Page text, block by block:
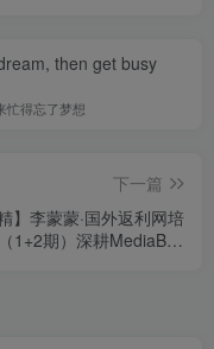
then get busy
忙得忘了梦想
下一篇
精】李蒙蒙·国外返利网培
1+2期）深耕MediaBuy